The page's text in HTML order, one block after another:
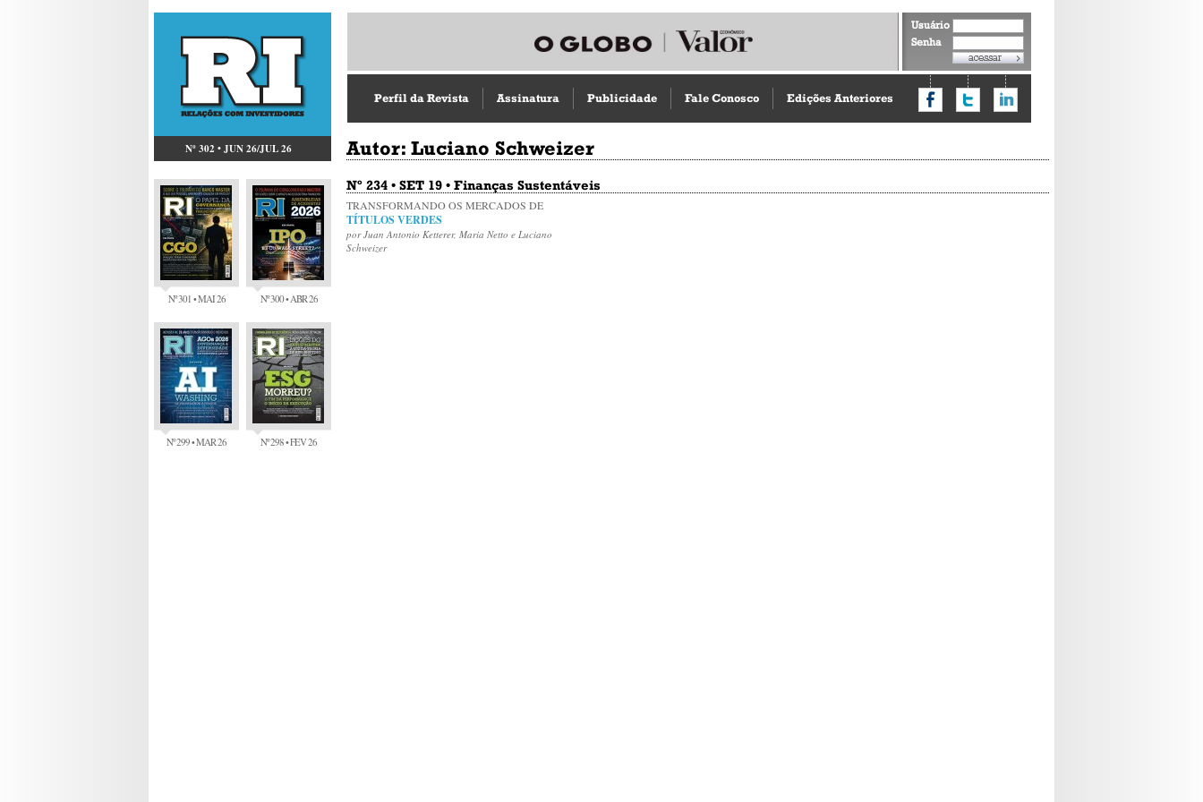
Nº 302 • JUN 26/JUL 26
Nº 301 • MAI 26 Nº 300 • ABR 26
Nº 299 • MAR 26 Nº 298 • FEV 26
Usuário
Senha
Perfil da Revista Assinatura Publicidade Fale Conosco Edições Anteriores
Autor: Luciano Schweizer
Nº 234 • SET 19 • Finanças Sustentáveis
TRANSFORMANDO OS MERCADOS DE
TÍTULOS VERDES
por Juan Antonio Ketterer, Maria Netto e Luciano
Schweizer